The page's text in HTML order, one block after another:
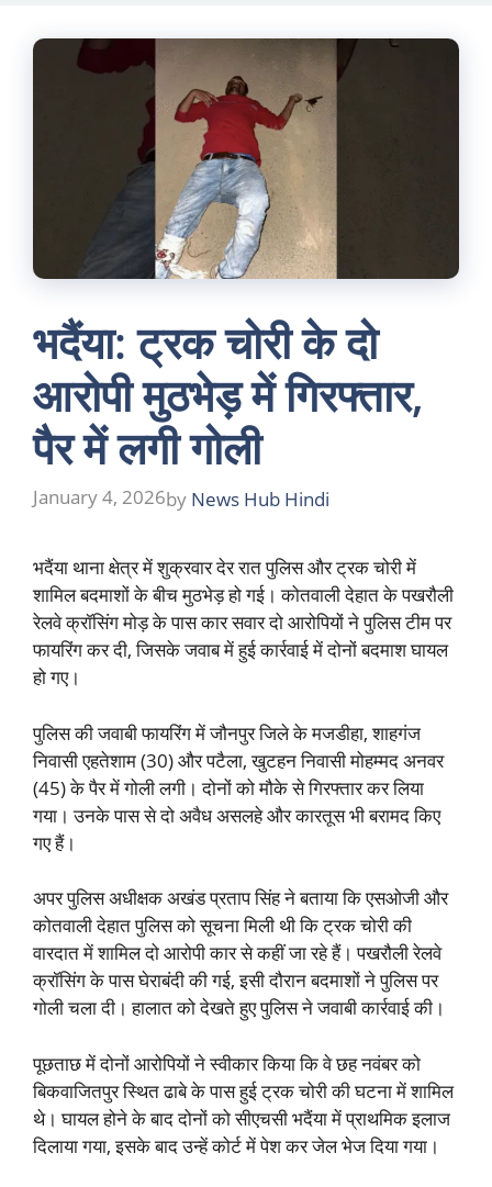
भदैंया: ट्रक चोरी के दो
आरोपी मुठभेड़ में गिरफ्तार,
पैर में लगी गोली
January 4, 2026by News Hub Hindi
भदैंया थाना क्षेत्र में शुक्रवार देर रात पुलिस और ट्रक चोरी में
शामिल बदमाशों के बीच मुठभेड़ हो गई। कोतवाली देहात के पखरौली
रेलवे क्रॉसिंग मोड़ के पास कार सवार दो आरोपियों ने पुलिस टीम पर
फायरिंग कर दी, जिसके जवाब में हुई कार्रवाई में दोनों बदमाश घायल
हो गए।
पुलिस की जवाबी फायरिंग में जौनपुर जिले के मजडीहा, शाहगंज
निवासी एहतेशाम (30) और पटैला, खुटहन निवासी मोहम्मद अनवर
(45) के पैर में गोली लगी। दोनों को मौके से गिरफ्तार कर लिया
गया। उनके पास से दो अवैध असलहे और कारतूस भी बरामद किए
गए हैं।
अपर पुलिस अधीक्षक अखंड प्रताप सिंह ने बताया कि एसओजी और
कोतवाली देहात पुलिस को सूचना मिली थी कि ट्रक चोरी की
वारदात में शामिल दो आरोपी कार से कहीं जा रहे हैं। पखरौली रेलवे
क्रॉसिंग के पास घेराबंदी की गई, इसी दौरान बदमाशों ने पुलिस पर
गोली चला दी। हालात को देखते हुए पुलिस ने जवाबी कार्रवाई की।
पूछताछ में दोनों आरोपियों ने स्वीकार किया कि वे छह नवंबर को
बिकवाजितपुर स्थित ढाबे के पास हुई ट्रक चोरी की घटना में शामिल
थे। घायल होने के बाद दोनों को सीएचसी भदैंया में प्राथमिक इलाज
दिलाया गया, इसके बाद उन्हें कोर्ट में पेश कर जेल भेज दिया गया।